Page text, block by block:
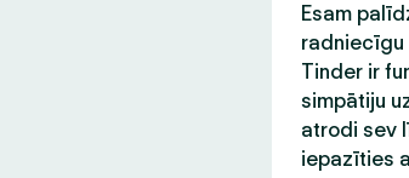
Esam
radniecīgu
Tinder ir
simpātiju
atrodi sev
iepazīties